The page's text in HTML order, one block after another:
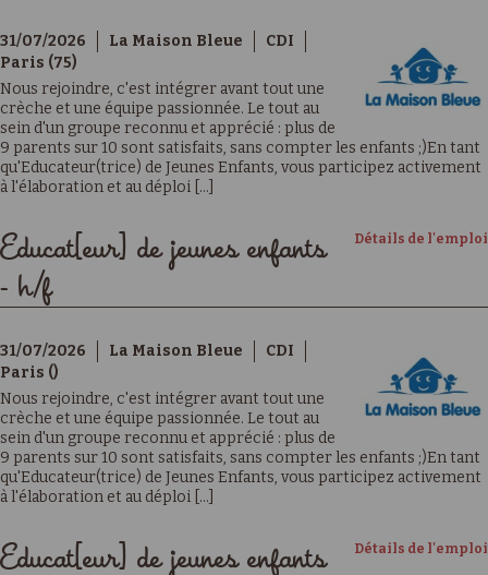
31/07/2026 La Maison Bleue
CDI
Paris (75)
Nous rejoindre, c'est intégrer avant tout une
crèche et une équipe passionnée. Le tout au
sein d'un groupe reconnu et apprécié : plus de
9 parents sur 10 sont satisfaits, sans compter les enfants ;)En tant
qu'Educateur(trice) de Jeunes Enfants, vous participez activement
à l'élaboration et au déploi [...]
Détails de l'emploi
Educat[eur] de jeunes enfants
- h/f
31/07/2026 La Maison Bleue
CDI
Paris ()
Nous rejoindre, c'est intégrer avant tout une
crèche et une équipe passionnée. Le tout au
sein d'un groupe reconnu et apprécié : plus de
9 parents sur 10 sont satisfaits, sans compter les enfants ;)En tant
qu'Educateur(trice) de Jeunes Enfants, vous participez activement
à l'élaboration et au déploi [...]
Détails de l'emploi
Educat[eur] de jeunes enfants